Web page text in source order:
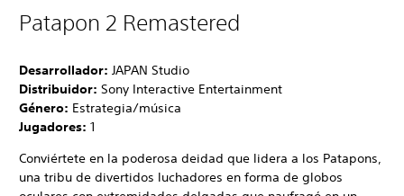
Patapon 2 Remastered
Desarrollador: JAPAN Studio
Distribuidor: Sony Interactive Entertainment
Género: Estrategia/música
Jugadores: 1
Conviértete en la poderosa deidad que lidera a los Patapons,
una tribu de divertidos luchadores en forma de globos